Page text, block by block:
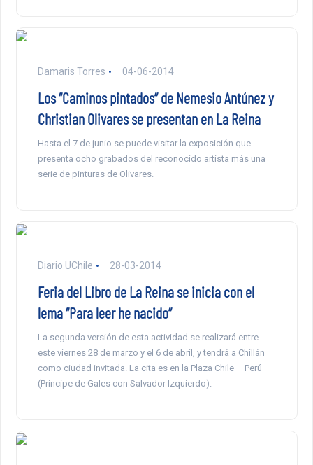
Damaris Torres 04-06-2014
Los “Caminos pintados” de Nemesio Antúnez y
Christian Olivares se presentan en La Reina
Hasta el 7 de junio se puede visitar la exposición que
presenta ocho grabados del reconocido artista más una
serie de pinturas de Olivares.
Diario UChile 28-03-2014
Feria del Libro de La Reina se inicia con el
lema “Para leer he nacido”
La segunda versión de esta actividad se realizará entre
este viernes 28 de marzo y el 6 de abril, y tendrá a Chillán
como ciudad invitada. La cita es en la Plaza Chile – Perú
(Príncipe de Gales con Salvador Izquierdo).